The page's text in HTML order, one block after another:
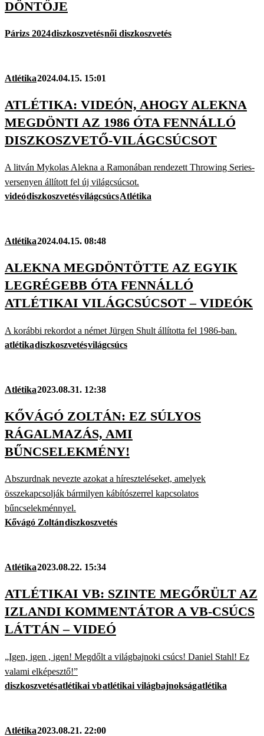
DÖNTŐJE
Párizs 2024diszkoszvetésnői diszkoszvetés
Atlétika2024.04.15. 15:01
ATLÉTIKA: VIDEÓN, AHOGY ALEKNA
MEGDÖNTI AZ 1986 ÓTA FENNÁLLÓ
DISZKOSZVETŐ-VILÁGCSÚCSOT
A litván Mykolas Alekna a Ramonában rendezett Throwing Series-
versenyen állított fel új világcsúcsot.
videódiszkoszvetésvilágcsúcsAtlétika
Atlétika2024.04.15. 08:48
ALEKNA MEGDÖNTÖTTE AZ EGYIK
LEGRÉGEBB ÓTA FENNÁLLÓ
ATLÉTIKAI VILÁGCSÚCSOT – VIDEÓK
A korábbi rekordot a német Jürgen Shult állította fel 1986-ban.
atlétikadiszkoszvetésvilágcsúcs
Atlétika2023.08.31. 12:38
KŐVÁGÓ ZOLTÁN: EZ SÚLYOS
RÁGALMAZÁS, AMI
BŰNCSELEKMÉNY!
Abszurdnak nevezte azokat a híreszteléseket, amelyek
összekapcsolják bármilyen kábítószerrel kapcsolatos
bűncselekménnyel.
Kővágó Zoltándiszkoszvetés
Atlétika2023.08.22. 15:34
ATLÉTIKAI VB: SZINTE MEGŐRÜLT AZ
IZLANDI KOMMENTÁTOR A VB-CSÚCS
LÁTTÁN – VIDEÓ
„Igen, igen , igen! Megdőlt a világbajnoki csúcs! Daniel Stahl! Ez
valami elképesztő!”
diszkoszvetésatlétikai vbatlétikai világbajnokságatlétika
Atlétika2023.08.21. 22:00